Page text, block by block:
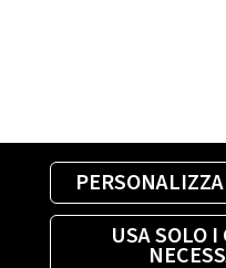
PERSONALIZZA
USA SOLO I